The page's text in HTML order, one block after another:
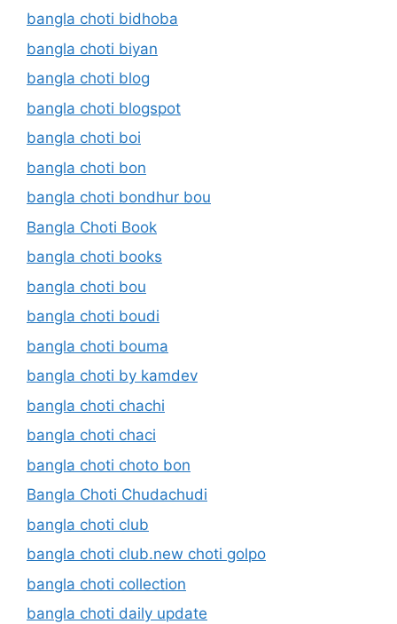
bangla choti bidhoba
bangla choti biyan
bangla choti blog
bangla choti blogspot
bangla choti boi
bangla choti bon
bangla choti bondhur bou
Bangla Choti Book
bangla choti books
bangla choti bou
bangla choti boudi
bangla choti bouma
bangla choti by kamdev
bangla choti chachi
bangla choti chaci
bangla choti choto bon
Bangla Choti Chudachudi
bangla choti club
bangla choti club.new choti golpo
bangla choti collection
bangla choti daily update